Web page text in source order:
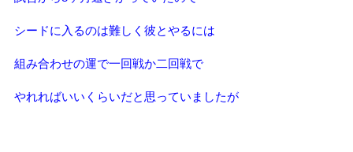
シードに入るのは難しく彼とやるには
組み合わせの運で一回戦か二回戦で
やれればいいくらいだと思っていましたが